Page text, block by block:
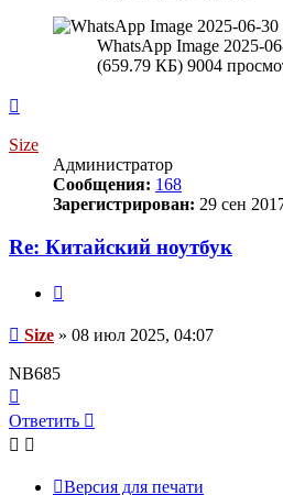
WhatsApp Image 2025-
(659.79 КБ) 9004
началу
Size
Администратор
Сообщения: 168
Зарегистрирован: 29 сен
Re: Китайский ноутбук
Сообщение
Size » 08 июл 2025, 04:07
NB685
к
началу
Ответить
Ответить
Версия для печати